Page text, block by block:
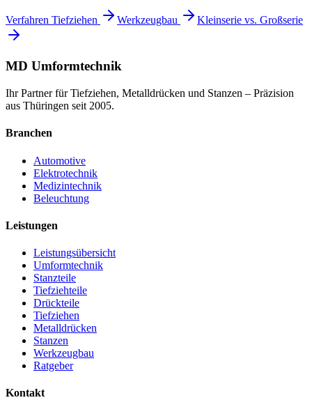
Verfahren Tiefziehen Werkzeugbau Kleinserie vs. Großserie
MD Umformtechnik
Ihr Partner für Tiefziehen, Metalldrücken und Stanzen – Präzision
aus Thüringen seit 2005.
Branchen
Automotive
Elektrotechnik
Medizintechnik
Beleuchtung
Leistungen
Leistungsübersicht
Umformtechnik
Stanzteile
Tiefziehteile
Drückteile
Tiefziehen
Metalldrücken
Stanzen
Werkzeugbau
Ratgeber
Kontakt